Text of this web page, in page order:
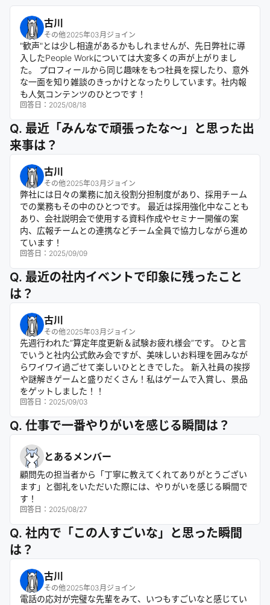
古川
その他2025年03月ジョイン
"歓声"とは少し相違があるかもしれませんが、先日弊社に導
入したPeople Workについては大変多くの声が上がりまし
た。 プロフィールから同じ趣味をもつ社員を探したり、意外
な一面を知り雑談のきっかけとなったりしています。社内報
も人気コンテンツのひとつです！
回答日： 2025/08/18
Q. 最近「みんなで頑張ったな〜」と思った出
来事は？
古川
その他2025年03月ジョイン
弊社には日々の業務に加え役割分担制度があり、採用チーム
での業務もその中のひとつです。 最近は採用強化中なことも
あり、会社説明会で使用する資料作成やセミナー開催の案
内、広報チームとの連携などチーム全員で協力しながら進め
ています！
回答日： 2025/09/09
Q. 最近の社内イベントで印象に残ったこと
は？
古川
その他2025年03月ジョイン
先週行われた”算定年度更新＆試験お疲れ様会”です。 ひと言
でいうと社内公式飲み会ですが、美味しいお料理を囲みなが
らワイワイ過ごせて楽しいひとときでした。 新入社員の挨拶
や謎解きゲームと盛りだくさん！私はゲームで入賞し、景品
をゲットしました！！
回答日： 2025/09/03
Q. 仕事で一番やりがいを感じる瞬間は？
とあるメンバー
顧問先の担当者から「丁寧に教えてくれてありがとうござい
ます」と御礼をいただいた際には、やりがいを感じる瞬間で
す！
回答日： 2025/08/27
Q. 社内で「この人すごいな」と思った瞬間
は？
古川
その他2025年03月ジョイン
電話の応対が完璧な先輩をみて、いつもすごいなと感じてい